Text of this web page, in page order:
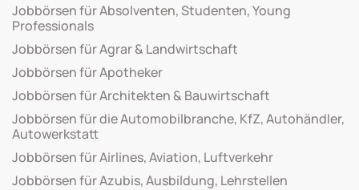
Jobbörsen für Absolventen, Studenten, Young
Professionals
Jobbörsen für Agrar & Landwirtschaft
Jobbörsen für Apotheker
Jobbörsen für Architekten & Bauwirtschaft
Jobbörsen für die Automobilbranche, KfZ, Autohändler,
Autowerkstatt
Jobbörsen für Airlines, Aviation, Luftverkehr
Jobbörsen für Azubis, Ausbildung, Lehrstellen